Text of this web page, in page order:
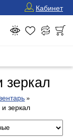
Кабинет
зеркал
зеркал